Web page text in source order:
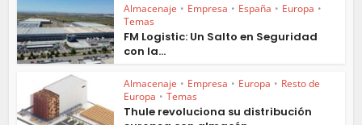
Almacenaje • Empresa • España • Europa •
Temas
FM Logistic: Un Salto en Seguridad
con la...
Almacenaje • Empresa • Europa • Resto de
Europa • Temas
Thule revoluciona su distribución